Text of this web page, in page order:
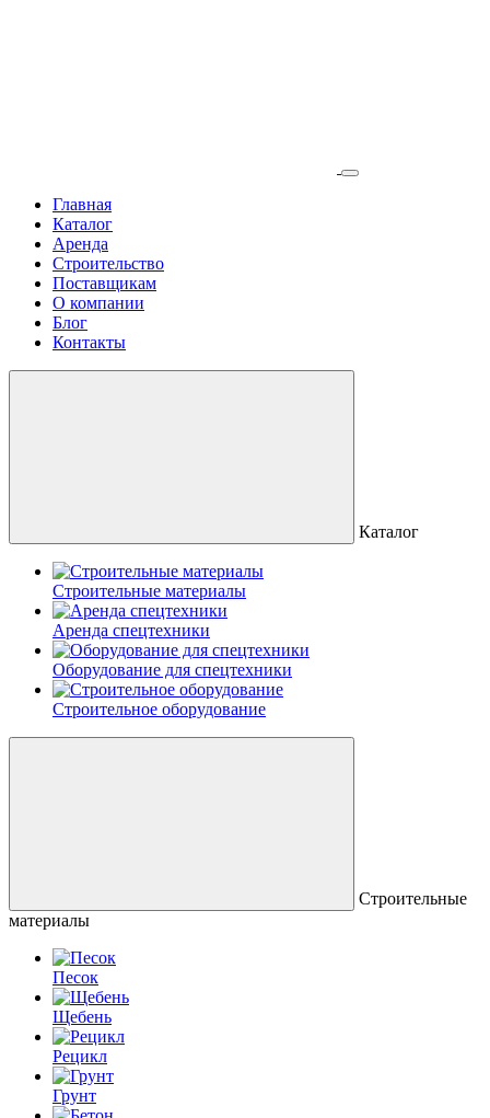
Главная
Каталог
Аренда
Строительство
Поставщикам
О компании
Блог
Контакты
Каталог
Строительные материалы
Аренда спецтехники
Оборудование для спецтехники
Строительное оборудование
Строительные
материалы
Песок
Щебень
Рецикл
Грунт